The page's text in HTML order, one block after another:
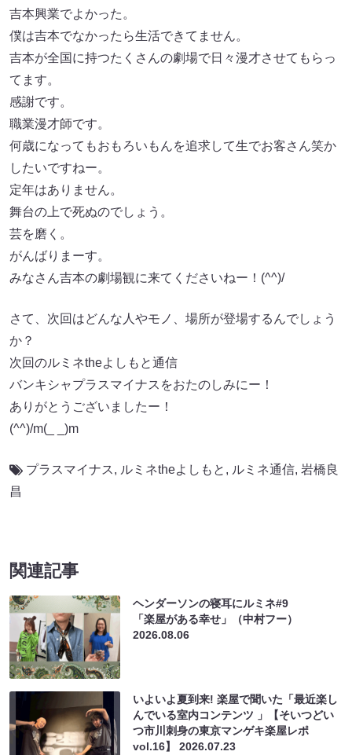
吉本興業でよかった。
僕は吉本でなかったら生活できてません。
吉本が全国に持つたくさんの劇場で日々漫才させてもらっ
てます。
感謝です。
職業漫才師です。
何歳になってもおもろいもんを追求して生でお客さん笑か
したいですねー。
定年はありません。
舞台の上で死ぬのでしょう。
芸を磨く。
がんばりまーす。
みなさん吉本の劇場観に来てくださいねー！(^^)/
さて、次回はどんな人やモノ、場所が登場するんでしょう
か？
次回のルミネtheよしもと通信
バンキシャプラスマイナスをおたのしみにー！
ありがとうございましたー！
(^^)/m(_ _)m
プラスマイナス, ルミネtheよしもと , ルミネ通信, 岩橋良
昌
関連記事
ヘンダーソンの寝耳にルミネ#9
「楽屋がある幸せ」（中村フー）
2026.08.06
いよいよ夏到来! 楽屋で聞いた「最近楽し
んでいる室内コンテンツ 」【そいつどい
つ市川刺身の東京マンゲキ楽屋レポ
vol.16】2026.07.23